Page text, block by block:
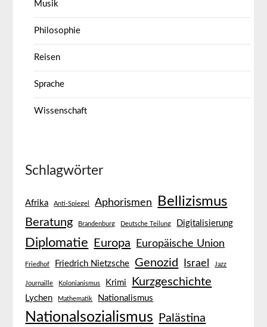
Musik
Philosophie
Reisen
Sprache
Wissenschaft
Schlagwörter
Afrika Anti-Spiegel Aphorismen Bellizismus
Beratung Brandenburg Deutsche Teilung Digitalisierung
Diplomatie Europa Europäische Union
Friedhof Friedrich Nietzsche Genozid Israel Jazz
Journaille Kolonianismus Krimi Kurzgeschichte
Lychen Mathematik Nationalismus
Nationalsozialismus Palästina